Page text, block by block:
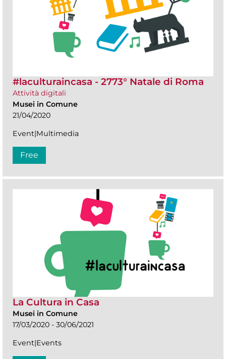
#laculturaincasa - 2773° Natale di Roma
Attività digitali
Musei in Comune
21/04/2020
Event|Multimedia
Free
La Cultura in Casa
Musei in Comune
17/03/2020 - 30/06/2021
Event|Events